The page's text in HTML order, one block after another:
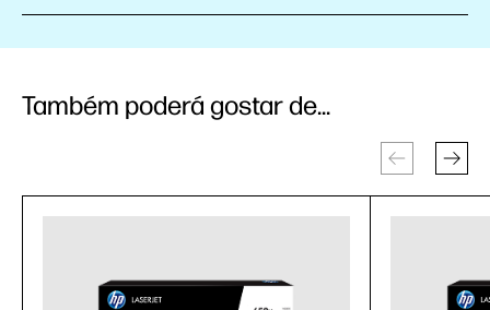
Também poderá gostar de...